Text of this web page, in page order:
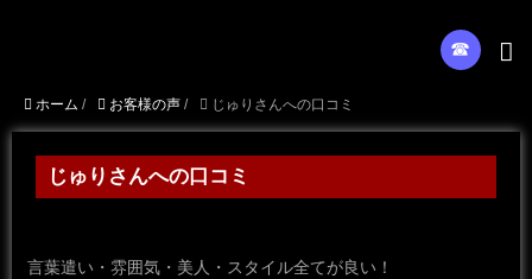
☎︎
ホーム / お客様の声 / じゅりさんへの口コミ
じゅりさんへの口コミ
言葉遣い・雰囲気・美人・スタイル全てが良い！